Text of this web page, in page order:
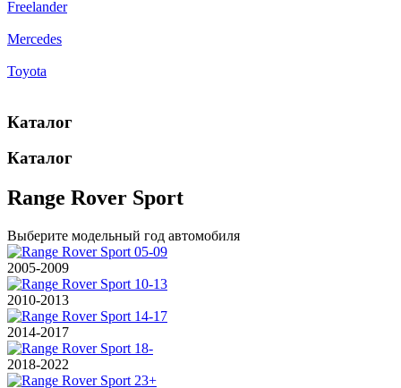
Freelander
Mercedes
Toyota
Каталог
Каталог
Range Rover Sport
Выберите модельный год автомобиля
2005-2009
2010-2013
2014-2017
2018-2022